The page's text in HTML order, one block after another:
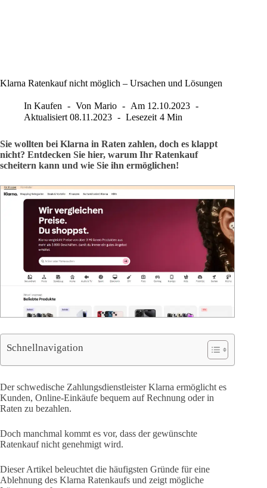
Klarna Ratenkauf nicht möglich – Ursachen und Lösungen
In Kaufen Von Mario Am 12.10.2023
Aktualisiert 08.11.2023 Lesezeit 4 Min
Sie wollten bei Klarna in Raten zahlen, doch es klappt
nicht? Entdecken Sie hier, warum Ihr Ratenkauf
scheitern kann und wie Sie ihn ermöglichen!
Schnellnavigation
Der schwedische Zahlungsdienstleister Klarna ermöglicht es
Kunden, Online-Einkäufe bequem auf Rechnung oder in
Raten zu bezahlen.
Doch manchmal kommt es vor, dass der gewünschte
Ratenkauf nicht genehmigt wird.
Dieser Artikel beleuchtet die häufigsten Gründe für eine
Ablehnung des Klarna Ratenkaufs und zeigt mögliche